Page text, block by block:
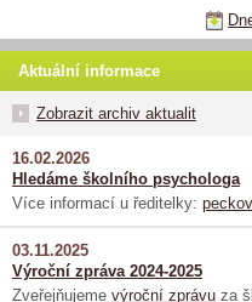
Aktuální informace
Zobrazit archiv aktualit
16.02.2026
Hledáme školního psychologa
Více informací u ředitelky:
03.11.2025
Výroční zpráva 2024-2025
Zveřejňujeme výroční zprávu za